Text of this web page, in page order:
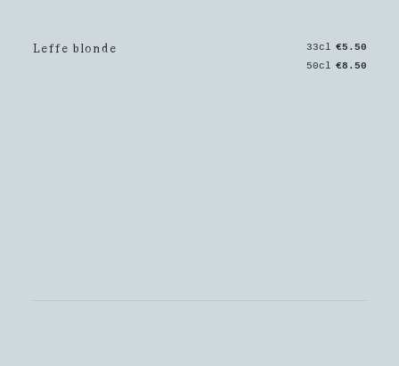
Leffe blonde 33cl €5.50
50cl €8.50